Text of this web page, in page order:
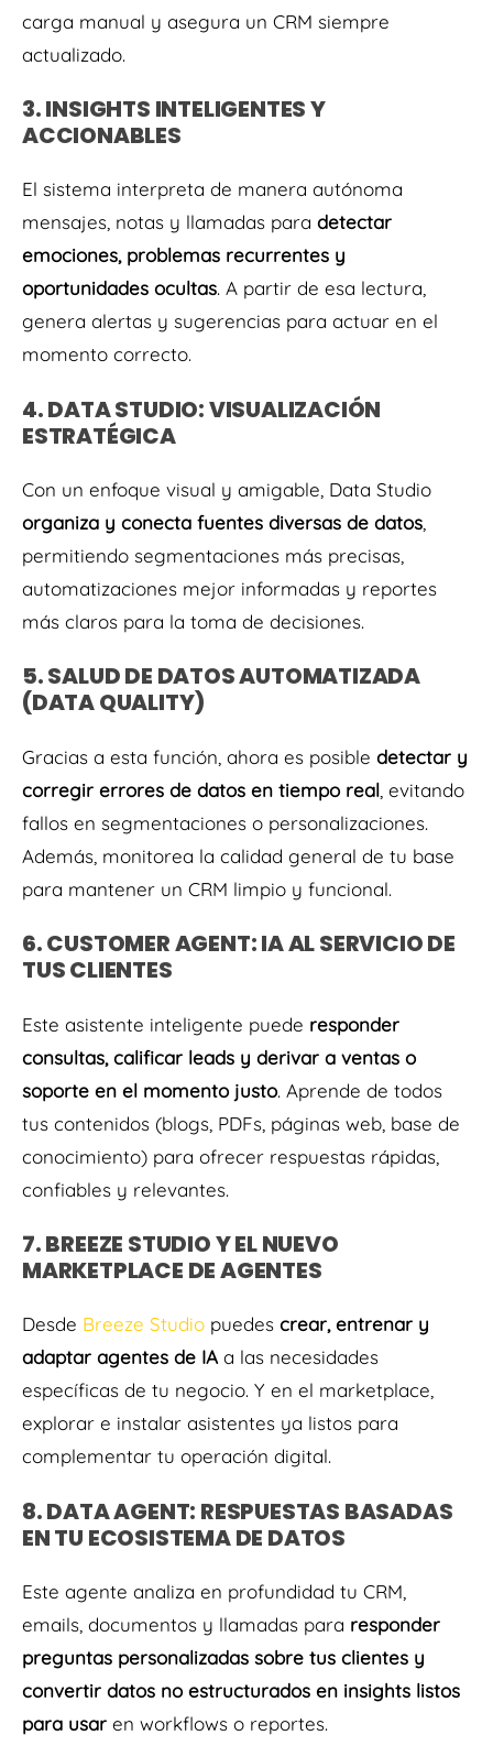
carga manual y asegura un CRM siempre
actualizado.
3. INSIGHTS INTELIGENTES Y
ACCIONABLES
El sistema interpreta de manera autónoma
mensajes, notas y llamadas para detectar
emociones, problemas recurrentes y
oportunidades ocultas. A partir de esa lectura,
genera alertas y sugerencias para actuar en el
momento correcto.
4. DATA STUDIO: VISUALIZACIÓN
ESTRATÉGICA
Con un enfoque visual y amigable, Data Studio
organiza y conecta fuentes diversas de datos
permitiendo segmentaciones más precisas,
automatizaciones mejor informadas y reportes
más claros para la toma de decisiones.
5. SALUD DE DATOS AUTOMATIZADA
(DATA QUALITY)
Gracias a esta función, ahora es posible detectar y
corregir errores de datos en tiempo real , evitando
fallos en segmentaciones o personalizaciones.
Además, monitorea la calidad general de tu base
para mantener un CRM limpio y funcional.
6. CUSTOMER AGENT: IA AL SERVICIO DE
TUS CLIENTES
Este asistente inteligente puede responder
consultas, calificar leads y derivar a ventas o
soporte en el momento justo. Aprende de todos
tus contenidos (blogs, PDFs, páginas web, base de
conocimiento) para ofrecer respuestas rápidas,
confiables y relevantes.
7. BREEZE STUDIO Y EL NUEVO
MARKETPLACE DE AGENTES
Desde Breeze Studio puedes crear, entrenar y
adaptar agentes de IAa las necesidades
específicas de tu negocio. Y en el marketplace,
explorar e instalar asistentes ya listos para
complementar tu operación digital.
8. DATA AGENT: RESPUESTAS BASADAS
EN TU ECOSISTEMA DE DATOS
Este agente analiza en profundidad tu CRM,
emails, documentos y llamadas para responder
preguntas personalizadas sobre tus clientes y
convertir datos no estructurados en insights listos
para usar en workflows o reportes.